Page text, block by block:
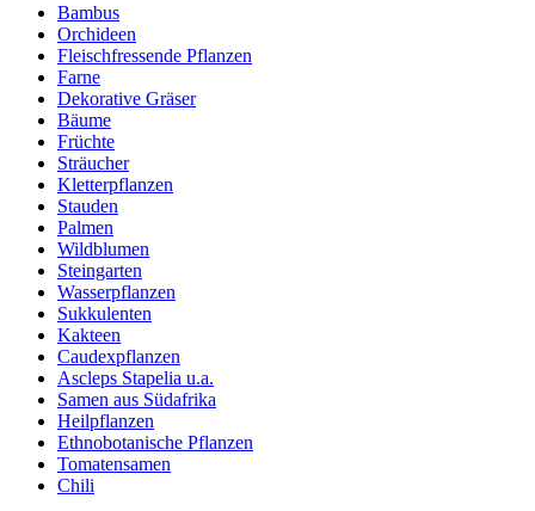
Bambus
Orchideen
Fleischfressende Pflanzen
Farne
Dekorative Gräser
Bäume
Früchte
Sträucher
Kletterpflanzen
Stauden
Palmen
Wildblumen
Steingarten
Wasserpflanzen
Sukkulenten
Kakteen
Caudexpflanzen
Ascleps Stapelia u.a.
Samen aus Südafrika
Heilpflanzen
Ethnobotanische Pflanzen
Tomatensamen
Chili